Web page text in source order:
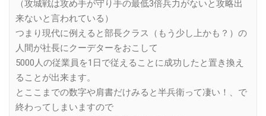
（攻城戦は攻め手が守り手の最低3倍兵力がないと攻略出
来ないと言われている）
つまり現代に例えると部長クラス（もう少し上かも？）の
人間が社長にクーデターをおこして
5000人の従業員を1日で従えることに成功したと置き換え
ることが出来ます。
とここまでの数字や肩書だけみると半兵衛って凄い！、で
終わってしまいますので